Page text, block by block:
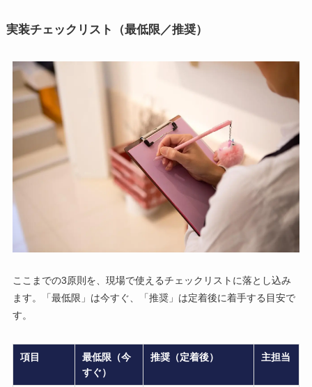
実装チェックリスト（最低限／推奨）
ここまでの3原則を、現場で使えるチェックリストに落とし込み
ます。「最低限」は今すぐ、「推奨」は定着後に着手する目安で
す。
項目
最低限（今
すぐ）
推奨（定着後） 主担当